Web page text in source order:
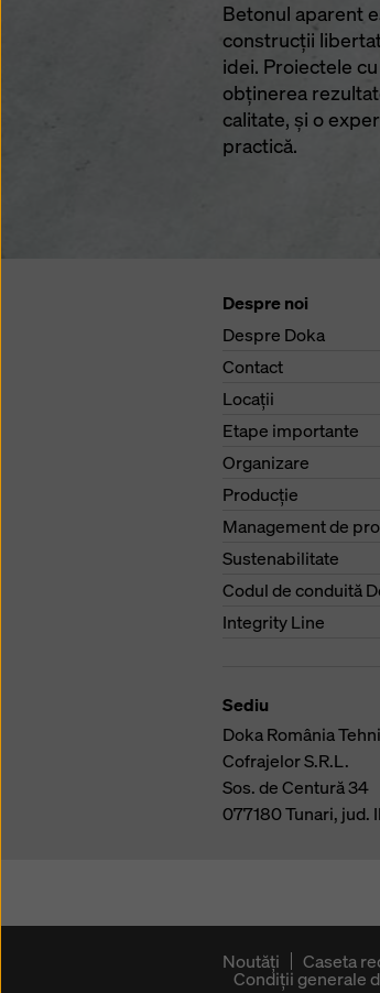
Betonul aparent
construcţii
idei. Proiectele
obţinerea
calitate, şi o
practică.
Despre noi
Despre Doka
Contact
Locaţii
Etape importante
Organizare
Producţie
Management de
Sustenabilitate
Codul de conduită
Integrity Line
Sediu
Doka România
Cofrajelor S.R.L.
Sos. de Centură 34
077180Tunari, jud.
Noutăți Caseta
Condiţii generale